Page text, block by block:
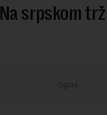
Na srpskom